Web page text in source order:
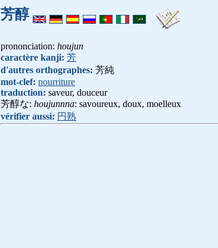
芳醇
prononciation: houjun
caractère kanji: 芳
d'autres orthographes: 芳純
mot-clef: nourriture
traduction: saveur, douceur
芳醇な: houjunnna: savoureux, doux, moelleux
vérifier aussi: 円熟